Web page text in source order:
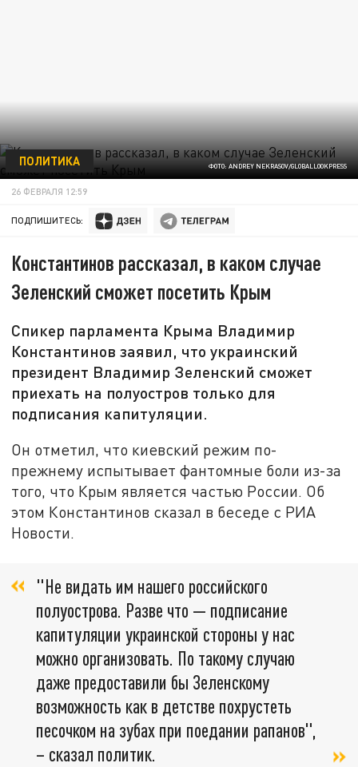
ФОТО: ANDREY NEKRASOV/GLOBALLOOKPRESS
ПОЛИТИКА
26 ФЕВРАЛЯ 12:59
ПОДПИШИТЕСЬ:
Константинов рассказал, в каком случае
Зеленский сможет посетить Крым
Спикер парламента Крыма Владимир
Константинов заявил, что украинский
президент Владимир Зеленский сможет
приехать на полуостров только для
подписания капитуляции.
Он отметил, что киевский режим по-
прежнему испытывает фантомные боли из-за
того, что Крым является частью России. Об
этом Константинов сказал в беседе с РИА
Новости.
"Не видать им нашего российского
полуострова. Разве что — подписание
капитуляции украинской стороны у нас
можно организовать. По такому случаю
даже предоставили бы Зеленскому
возможность как в детстве похрустеть
песочком на зубах при поедании рапанов",
– сказал политик.